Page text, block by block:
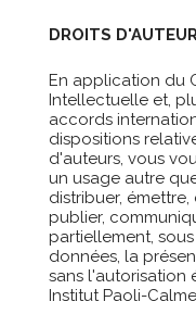
DROITS
En application du
Intellectuelle et,
accords
dispositions
d'auteurs, vous
un usage autre
distribuer, émettre,
publier,
partiellement,
données, la
sans l'autorisation
Institut Paoli-